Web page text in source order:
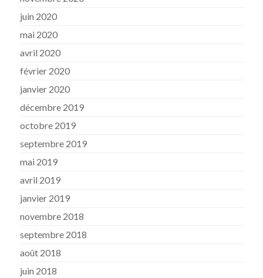
juin 2020
mai 2020
avril 2020
février 2020
janvier 2020
décembre 2019
octobre 2019
septembre 2019
mai 2019
avril 2019
janvier 2019
novembre 2018
septembre 2018
août 2018
juin 2018